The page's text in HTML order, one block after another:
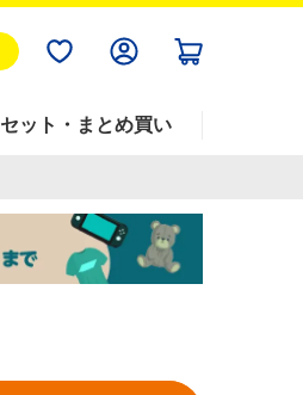
セット・まとめ買い